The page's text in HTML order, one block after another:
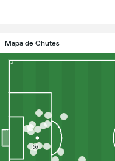
Mapa de Chutes